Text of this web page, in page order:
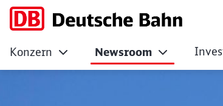
Deutsche
Konzern Newsroom